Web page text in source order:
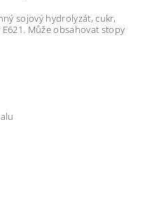
sojový hydrolyzát, cukr,
Může obsahovat stopy